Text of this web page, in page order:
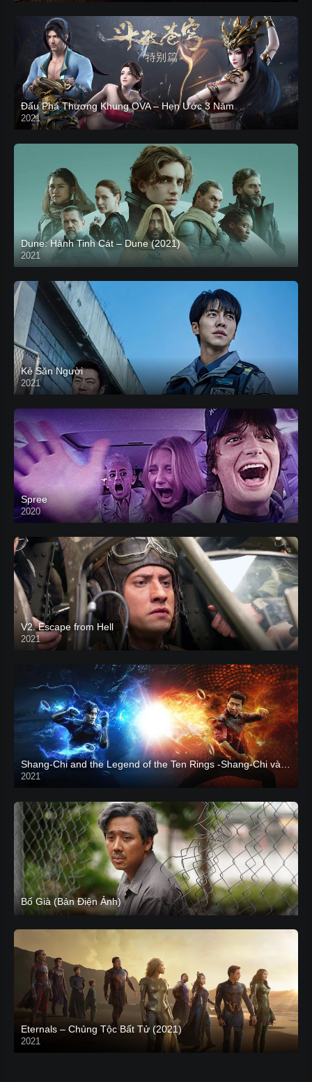
Đấu Phá Thương Khung OVA – Hẹn Ước 3 Năm
2021
Dune: Hành Tinh Cát – Dune (2021)
2021
HD VIETSUB
Kẻ Săn Người
2021
Spree
2020
V2. Escape from Hell
2021
2021
CAM
Bố Già (Bản Điện Ảnh)
Eternals – Chủng Tộc Bất Tử (2021)
2021
Trailer